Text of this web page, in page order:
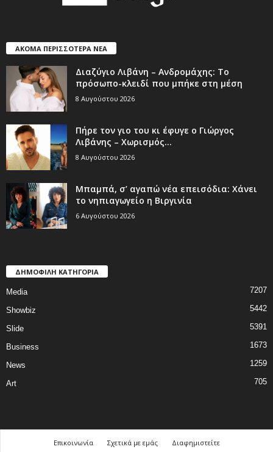
ΑΚΟΜΑ ΠΕΡΙΣΣΟΤΕΡΑ ΝΕΑ
Διαζύγιο Λιβάνη – Ανδρομάχης: Το
πρόσωπο-κλειδί που μπήκε στη μέση
8 Αυγούστου 2026
Πήρε τον γιο του κι έφυγε ο Γιώργος
Λιβάνης – Χωρισμός...
8 Αυγούστου 2026
Μπαμπά, σ’ αγαπώ νέα επεισόδια: Χάνει
το νηπιαγωγείο η Βιργινία
6 Αυγούστου 2026
ΔΗΜΟΦΙΛΗ ΚΑΤΗΓΟΡΙΑ
Media 7207
Showbiz 5442
Slide 5391
Business 1673
News 1259
Art 705
Επικοινωνία Σχετικά με εμάς Διαφημιστείτε